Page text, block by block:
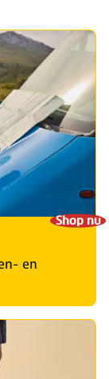
Shop nu
en